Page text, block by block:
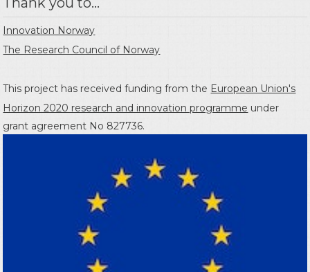
Innovation Norway
The Research Council of Norway
This project has received funding from the European Union's
Horizon 2020 research and innovation programme under
grant agreement No 827736.